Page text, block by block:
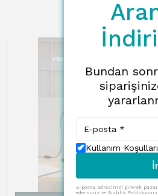
Bundan
Kullanım
E-posta adresinizi girerek
edersiniz ve Gizlilik